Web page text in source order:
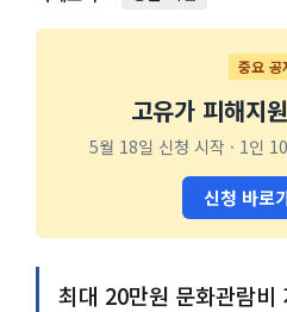
중요 공
고유가 피해지
5월 18일 신청 시작 · 1인
신청 바로
최대 20만원 문화관람비